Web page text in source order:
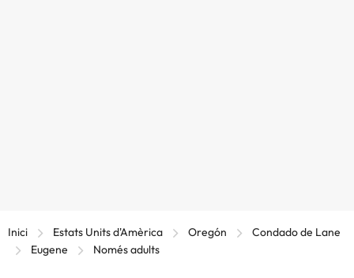
Inici Estats Units d'Amèrica Oregón
Condado de Lane
Eugene
Només adults